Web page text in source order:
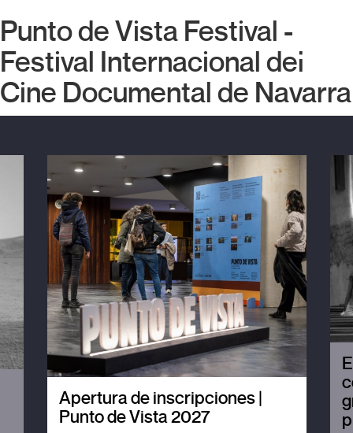
Punto de Vista Festival -
Festival Internacional del
Cine Documental de Navarra
Apertura de inscripciones |
Punto de Vista 2027